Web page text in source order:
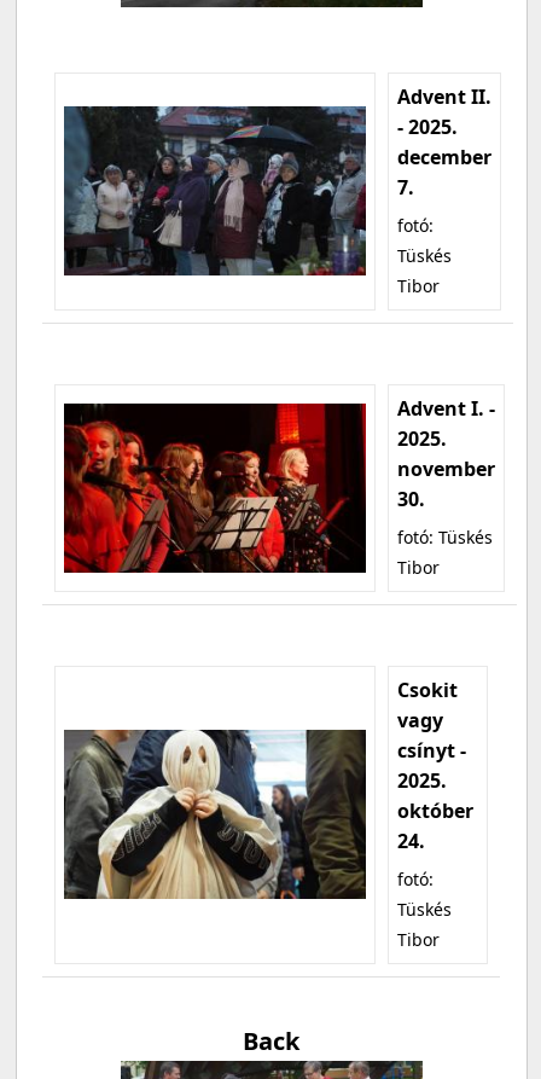
Advent II.
- 2025.
december
7.
fotó:
Tüskés
Tibor
Advent I. -
2025.
november
30.
fotó: Tüskés
Tibor
Csokit
vagy
csínyt -
2025.
október
24.
fotó:
Tüskés
Tibor
Back